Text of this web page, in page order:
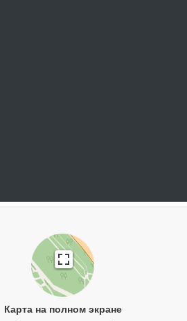
Карта на полном экране